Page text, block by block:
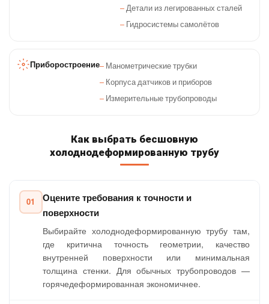
Детали из легированных сталей
Гидросистемы самолётов
Приборостроение
Манометрические трубки
Корпуса датчиков и приборов
Измерительные трубопроводы
Как выбрать бесшовную
холоднодеформированную трубу
01
Оцените требования к точности и
поверхности
Выбирайте холоднодеформированную трубу там,
где критична точность геометрии, качество
внутренней поверхности или минимальная
толщина стенки. Для обычных трубопроводов —
горячедеформированная экономичнее.